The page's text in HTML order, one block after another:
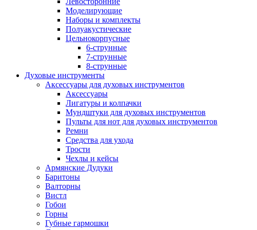
Моделирующие
Наборы и комплекты
Полуакустические
Цельнокорпусные
6-струнные
7-струнные
8-струнные
Духовые инструменты
Аксессуары для духовых инструментов
Аксессуары
Лигатуры и колпачки
Мундштуки для духовых инструментов
Пульты для нот для духовых инструментов
Ремни
Средства для ухода
Трости
Чехлы и кейсы
Армянские Дудуки
Баритоны
Валторны
Вистл
Гобои
Горны
Губные гармошки